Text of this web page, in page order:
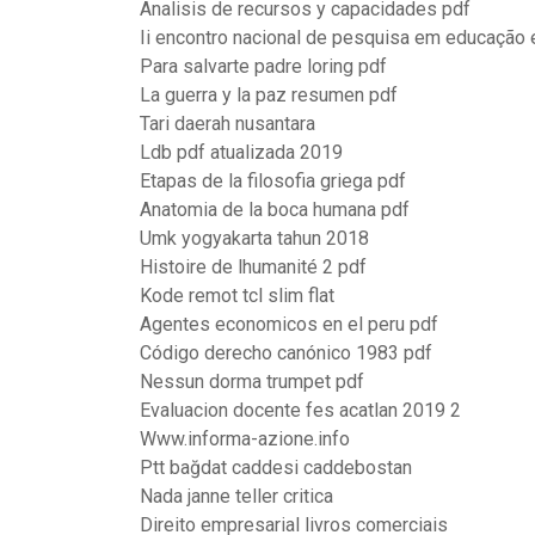
Analisis de recursos y capacidades pdf
Ii encontro nacional de pesquisa em educação
Para salvarte padre loring pdf
La guerra y la paz resumen pdf
Tari daerah nusantara
Ldb pdf atualizada 2019
Etapas de la filosofia griega pdf
Anatomia de la boca humana pdf
Umk yogyakarta tahun 2018
Histoire de lhumanité 2 pdf
Kode remot tcl slim flat
Agentes economicos en el peru pdf
Código derecho canónico 1983 pdf
Nessun dorma trumpet pdf
Evaluacion docente fes acatlan 2019 2
Www.informa-azione.info
Ptt bağdat caddesi caddebostan
Nada janne teller critica
Direito empresarial livros comerciais